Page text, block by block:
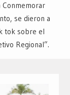
Conmemorar
se dieron a
tok sobre el
Regional”.